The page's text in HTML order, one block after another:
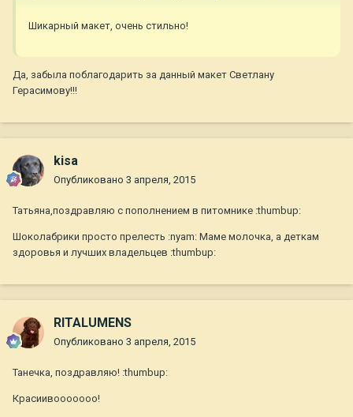
Шикарный макет, очень стильно!
Да, забыла поблагодарить за данный макет Светлану
Герасимову!!!
kisa
Опубликовано 3 апреля, 2015
Татьяна,поздравляю с пополнением в питомнике :thumbup:
Шоколабрики просто прелесть :nyam: Маме молочка, а деткам
здоровья и лучших владельцев :thumbup:
RITALUMENS
Опубликовано 3 апреля, 2015
Танечка, поздравляю! :thumbup:
Красиивооооооо!